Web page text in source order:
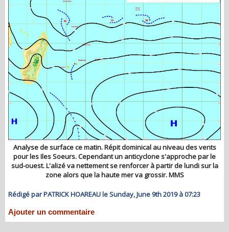
Analyse de surface ce matin. Répit dominical au niveau des vents
pour les Iles Soeurs. Cependant un anticyclone s'approche par le
sud-ouest. L'alizé va nettement se renforcer à partir de lundi sur la
zone alors que la haute mer va grossir. MMS
Rédigé par PATRICK HOAREAU le Sunday, June 9th 2019 à 07:23
Ajouter un commentaire